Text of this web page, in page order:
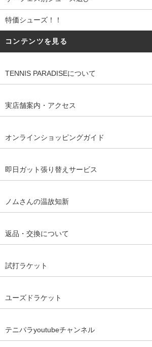
特価シューズ！！
コンテンツを見る
TENNIS PARADISEについて
実店舗案内・アクセス
オンラインショッピングガイド
即日ガット張り替えサービス
ノムさんの温故知新
返品・交換について
試打ラケット
ユーズドラケット
テニパラyoutubeチャンネル